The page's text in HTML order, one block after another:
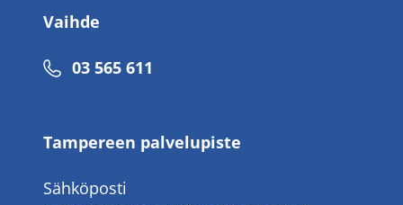
Vaihde
Puhelinnumero
03 565 611
Tampereen palvelupiste
Sähköposti